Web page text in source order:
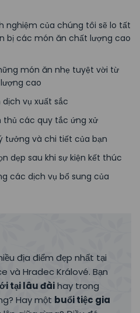
nghiệm của chúng tôi sẽ lo tất
bị các món ăn chất lượng cao
món ăn nhẹ tuyệt vời từ
cao
vụ xuất sắc
các quy tắc ứng xử
tưởng và chi tiết của bạn
dẹp sau khi sự kiện kết thúc
các dịch vụ bổ sung của
địa điểm đẹp nhất tại
và Hradec Králové. Bạn
tại lâu đàihay trong
Hay một buổi tiệc gia